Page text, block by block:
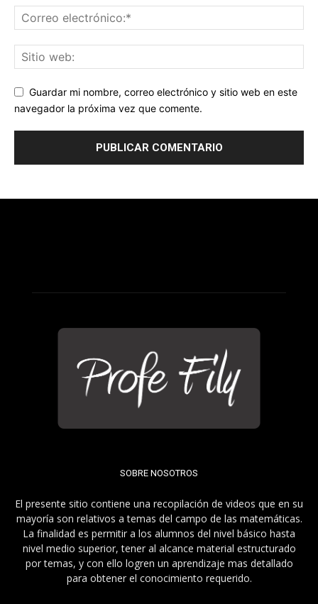
Guardar mi nombre, correo electrónico y sitio web en este
navegador la próxima vez que comente.
SOBRE NOSOTROS
El presente sitio contiene una recopilación de videos que en su
mayoría son relativos a temas del campo de las matemáticas.
La finalidad es permitir a los alumnos del nivel básico hasta
nivel medio superior, tener al alcance material estructurado
por temas, y con ello logren un aprendizaje mas detallado
para obtener el conocimiento requerido.